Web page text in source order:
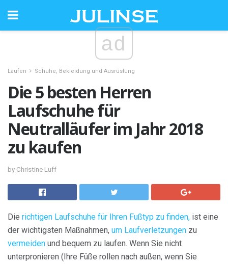
ad
Laufen Schuhe, Bekleidung und Ausrüstung
Die 5 besten Herren
Laufschuhe für
Neutralläufer im Jahr 2018
zu kaufen
by Christine Luff
Die richtigen Laufschuhe für Ihren Fußtyp zu finden, ist eine
der wichtigsten Maßnahmen, um Laufverletzungen zu
vermeiden und bequem zu laufen. Wenn Sie nicht
unterpronieren (Ihre Füße rollen nach außen, wenn Sie